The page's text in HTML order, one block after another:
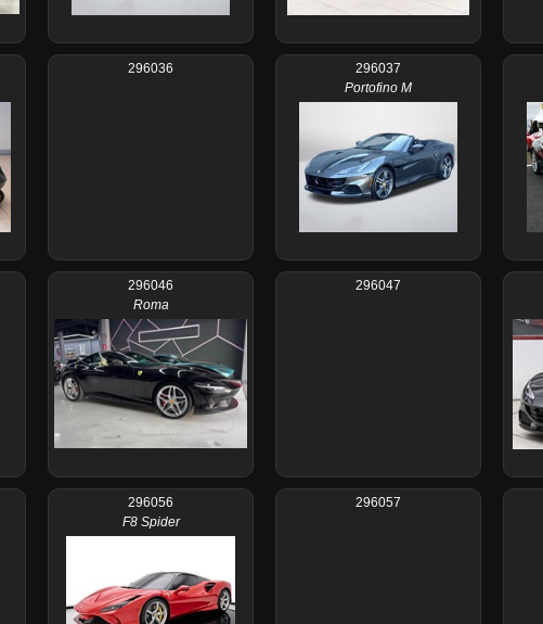
296036
296037
Portofino M
296046
Roma
296047
296056
F8 Spider
296057